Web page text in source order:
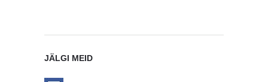
JÄLGI MEID